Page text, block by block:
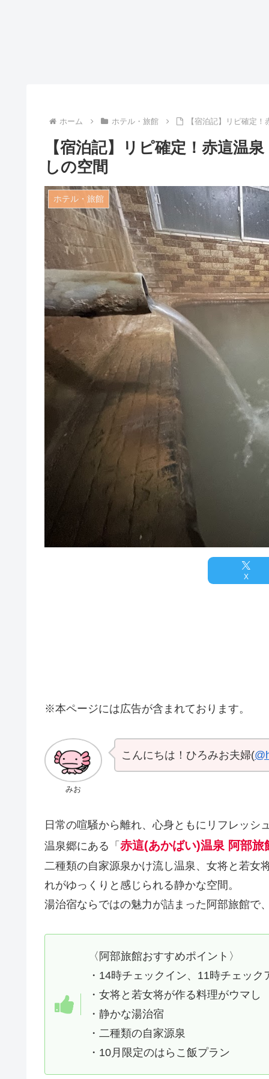
ホーム ホテル・旅館 【宿泊記】リピ確定
【宿泊記】リピ確定！赤這温
しの空間
ホテル・旅館
X
※本ページには広告が含まれております。
みお
こんにちは！ひろみお夫婦(
日常の喧騒から離れ、心身ともにリフレッ
温泉郷にある「 赤這(あかばい)温泉 阿部旅
二種類の自家源泉かけ流し温泉、女将と若女
れがゆっくりと感じられる静かな空間。
湯治宿ならではの魅力が詰まった阿部旅館で
〈阿部旅館おすすめポイント〉
・14時チェックイン、11時チェッ
・女将と若女将が作る料理がウマし
・静かな湯治宿
・二種類の自家源泉
・10月限定のはらこ飯プラン